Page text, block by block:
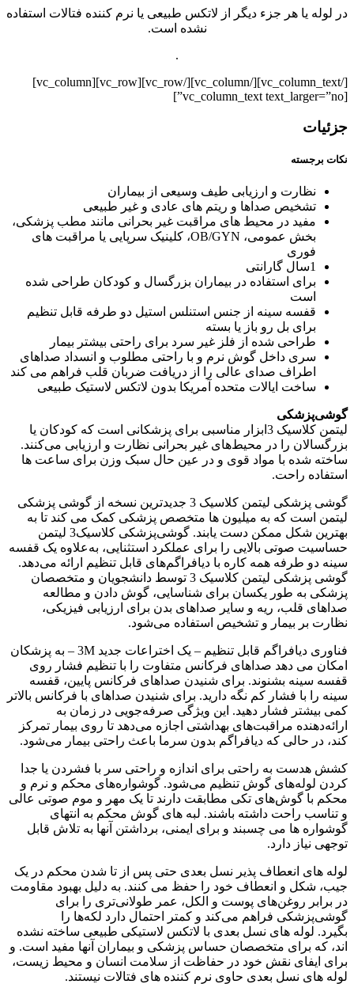
در لوله یا هر جزء دیگر از لاتکس طبیعی یا نرم کننده فتالات استفاده
نشده است.
.
[/vc_column_text][/vc_column][/vc_row][vc_row][vc_column]
[vc_column_text text_larger=”no”]
جزئیات
نکات برجسته
نظارت و ارزیابی طیف وسیعی از بیماران
تشخیص صداها و ریتم های عادی و غیر طبیعی
مفید در محیط های مراقبت غیر بحرانی مانند مطب پزشکی،
بخش عمومی، OB/GYN، کلینیک سرپایی یا مراقبت های
فوری
1سال گارانتی
برای استفاده در بیماران بزرگسال و کودکان طراحی شده
است
قفسه سینه از جنس استنلس استیل دو طرفه قابل تنظیم
برای بل رو باز یا بسته
طراحی شده از فلز غیر سرد برای راحتی بیشتر بیمار
سری داخل گوش نرم و با راحتی مطلوب و انسداد صداهای
اطراف صدای عالی را از دریافت ضربان قلب فراهم می کند
ساخت ایالات متحده آمریکا بدون لاتکس لاستیک طبیعی
گوشی‌پزشکی
لیتمن کلاسیک 3ابزار مناسبی برای پزشکانی است که کودکان یا
بزرگسالان را در محیط‌های غیر بحرانی نظارت و ارزیابی می‌کنند.
ساخته شده با مواد قوی و در عین حال سبک وزن برای ساعت ها
استفاده راحت.
گوشی پزشکی لیتمن کلاسیک 3 جدیدترین نسخه از گوشی پزشکی
لیتمن است که به میلیون ها متخصص پزشکی کمک می کند تا به
بهترین شکل ممکن دست یابند. گوشی‌پزشکی کلاسیک3 لیتمن
حساسیت صوتی بالایی را برای عملکرد استثنایی، به‌علاوه یک قفسه
سینه دو طرفه همه کاره با دیافراگم‌های قابل تنظیم ارائه می‌دهد.
گوشی‌ پزشکی لیتمن کلاسیک 3 توسط دانشجویان و متخصصان
پزشکی به طور یکسان برای شناسایی، گوش دادن و مطالعه
صداهای قلب، ریه و سایر صداهای بدن برای ارزیابی فیزیکی،
نظارت بر بیمار و تشخیص استفاده می‌شود.
فناوری دیافراگم قابل تنظیم – یک اختراعات جدید 3M – به پزشکان
امکان می دهد صداهای فرکانس متفاوت را با تنظیم فشار روی
قفسه سینه بشنوند. برای شنیدن صداهای فرکانس پایین، قفسه
سینه را با فشار کم نگه دارید. برای شنیدن صداهای با فرکانس بالاتر
کمی بیشتر فشار دهید. این ویژگی صرفه‌جویی در زمان به
ارائه‌دهنده مراقبت‌های بهداشتی اجازه می‌دهد تا روی بیمار تمرکز
کند، در حالی که دیافراگم بدون سرما باعث راحتی بیمار می‌شود.
کشش هدست به راحتی برای اندازه و راحتی سر با فشردن یا جدا
کردن لوله‌های گوش تنظیم می‌شود. گوشواره‌های محکم و نرم و
محکم با گوش‌های تکی مطابقت دارند تا یک مهر و موم صوتی عالی
و تناسب راحت داشته باشند. لبه های گوش محکم به انتهای
گوشواره ها می چسبند و برای ایمنی، برداشتن آنها به تلاش قابل
توجهی نیاز دارد.
لوله های انعطاف پذیر نسل بعدی حتی پس از تا شدن محکم در یک
جیب، شکل و انعطاف خود را حفظ می کنند. به دلیل بهبود مقاومت
در برابر روغن‌های پوست و الکل، عمر طولانی‌تری را برای
گوشی‌پزشکی فراهم می‌کند و کمتر احتمال دارد لکه‌ها را
بگیرد. لوله های نسل بعدی با لاتکس لاستیکی طبیعی ساخته نشده
اند، که برای متخصصان حساس پزشکی و بیماران آنها مفید است. و
برای ایفای نقش خود در حفاظت از سلامت انسان و محیط زیست،
لوله های نسل بعدی حاوی نرم کننده های فتالات نیستند.